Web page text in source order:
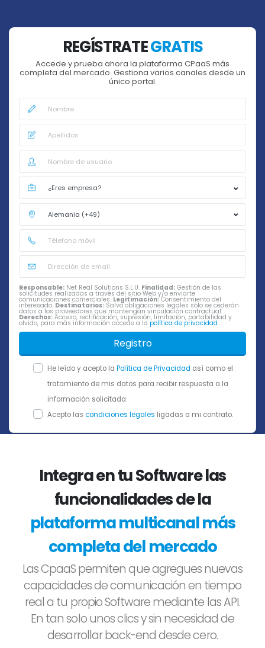
REGÍSTRATEGRATIS
Accede y prueba ahora la plataforma CPaaS más
completa del mercado. Gestiona varios canales desde un
único portal.
Responsable: Net Real Solutions S.L.U. Finalidad: Gestión de las
solicitudes realizadas a través del sitio Web y/o enviarte
comunicaciones comerciales. Legitimación:Consentimiento del
interesado. Destinatarios: Salvo obligaciones legales sólo se cederán
datos a los proveedores que mantengan vinculación contractual.
Derechos: Acceso, rectificación, supresión, limitación, portabilidad y
olvido, para más información accede a la política de privacidad .
Registro
He leído y acepto la Política de Privacidad así como el
tratamiento de mis datos para recibir respuesta a la
información solicitada.
Acepto las condiciones legales ligadas a mi contrato.
Integra en tu Software las
funcionalidades de la
plataforma multicanal más
completa del mercado
Las CpaaS permiten que agregues nuevas
capacidades de comunicación en tiempo
real a tu propio Software mediante las API.
En tan solo unos clics y sin necesidad de
desarrollar back-end desde cero.